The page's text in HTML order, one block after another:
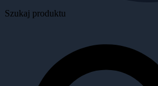
Szukaj produktu